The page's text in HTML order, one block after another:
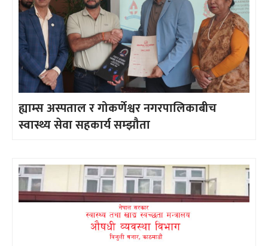
ह्याम्स अस्पताल र गोकर्णेश्वर नगरपालिकाबीच
स्वास्थ्य सेवा सहकार्य सम्झौता